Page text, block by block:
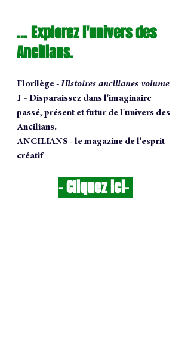
... Explorez l'univers des
Ancilians.
Florilège - Histoires ancilianes volume
1 - Disparaissez dans l'imaginaire
passé, présent et futur de l'univers des
Ancilians.
ANCILIANS - le magazine de l'esprit
créatif
- Cliquez ici-